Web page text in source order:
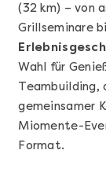
(32 km) – von
Grillseminare
Wahl für
Teambuilding,
gemeinsamer
Miomente-
Format.